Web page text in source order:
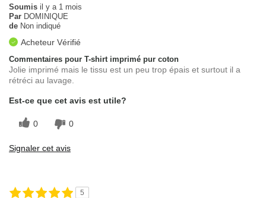
Soumis il y a 1 mois
Par DOMINIQUE
de Non indiqué
Acheteur Vérifié
Commentaires pour T-shirt imprimé pur coton
Jolie imprimé mais le tissu est un peu trop épais et surtout il a
rétréci au lavage.
Est-ce que cet avis est utile?
0 0
Signaler cet avis
5